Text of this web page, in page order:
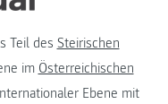
Teil des Steirischen
im Österreichischen
Ebene mit